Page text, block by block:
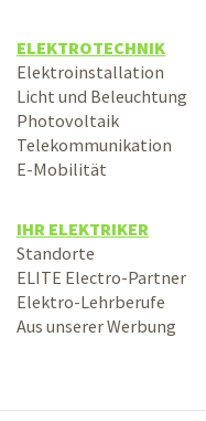
ELEKTROTECHNIK
Elektroinstallation
Licht und Beleuchtung
Photovoltaik
Telekommunikation
E-Mobilität
IHR ELEKTRIKER
Standorte
ELITE Electro-Partner
Elektro-Lehrberufe
Aus unserer Werbung